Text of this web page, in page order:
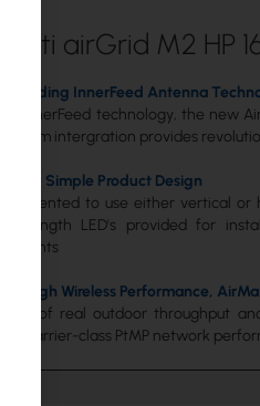
airGrid M2 HP
Pending InnerFeed Antenna
InnerFeed technology, the new
intergration provides
and Simple Product Design
be oriented to use either vertical
strength LED's provided for
Wireless Performance,
of real outdoor throughput
carrier-class PtMP network